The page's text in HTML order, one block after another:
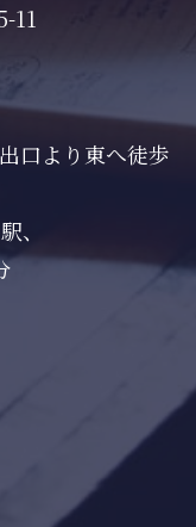
11
口より東へ徒歩
、